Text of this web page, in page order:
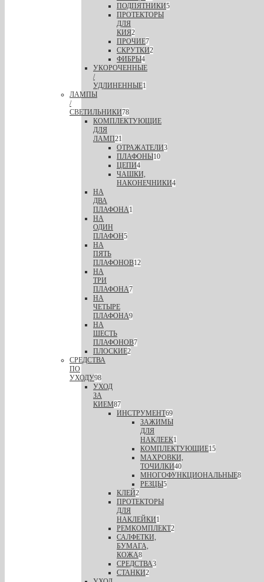
ПОДПЯТНИКИ5
ПРОТЕКТОРЫ
ДЛЯ
КИЯ2
ПРОЧИЕ7
СКРУТКИ2
ФИБРЫ4
УКОРОЧЕННЫЕ
/
УДЛИНЕННЫЕ1
ЛАМПЫ
/
СВЕТИЛЬНИКИ78
КОМПЛЕКТУЮЩИЕ
ДЛЯ
ЛАМП21
ОТРАЖАТЕЛИ3
ПЛАФОНЫ10
ЦЕПИ4
ЧАШКИ,
НАКОНЕЧНИКИ4
НА
ДВА
ПЛАФОНА1
НА
ОДИН
ПЛАФОН5
НА
ПЯТЬ
ПЛАФОНОВ12
НА
ТРИ
ПЛАФОНА7
НА
ЧЕТЫРЕ
ПЛАФОНА9
НА
ШЕСТЬ
ПЛАФОНОВ7
ПЛОСКИЕ2
СРЕДСТВА
ПО
УХОДУ98
УХОД
ЗА
КИЕМ87
ИНСТРУМЕНТ69
ЗАЖИМЫ
ДЛЯ
НАКЛЕЕК1
КОМПЛЕКТУЮЩИЕ15
МАХРОВКИ,
ТОЧИЛКИ40
МНОГОФУНКЦИОНАЛЬНЫЕ8
РЕЗЦЫ5
КЛЕЙ2
ПРОТЕКТОРЫ
ДЛЯ
НАКЛЕЙКИ1
РЕМКОМПЛЕКТ2
САЛФЕТКИ,
БУМАГА,
КОЖА8
СРЕДСТВА3
СТАНКИ2